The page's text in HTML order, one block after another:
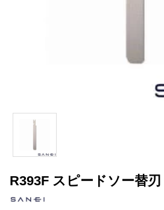
R393F スピードソー替刃